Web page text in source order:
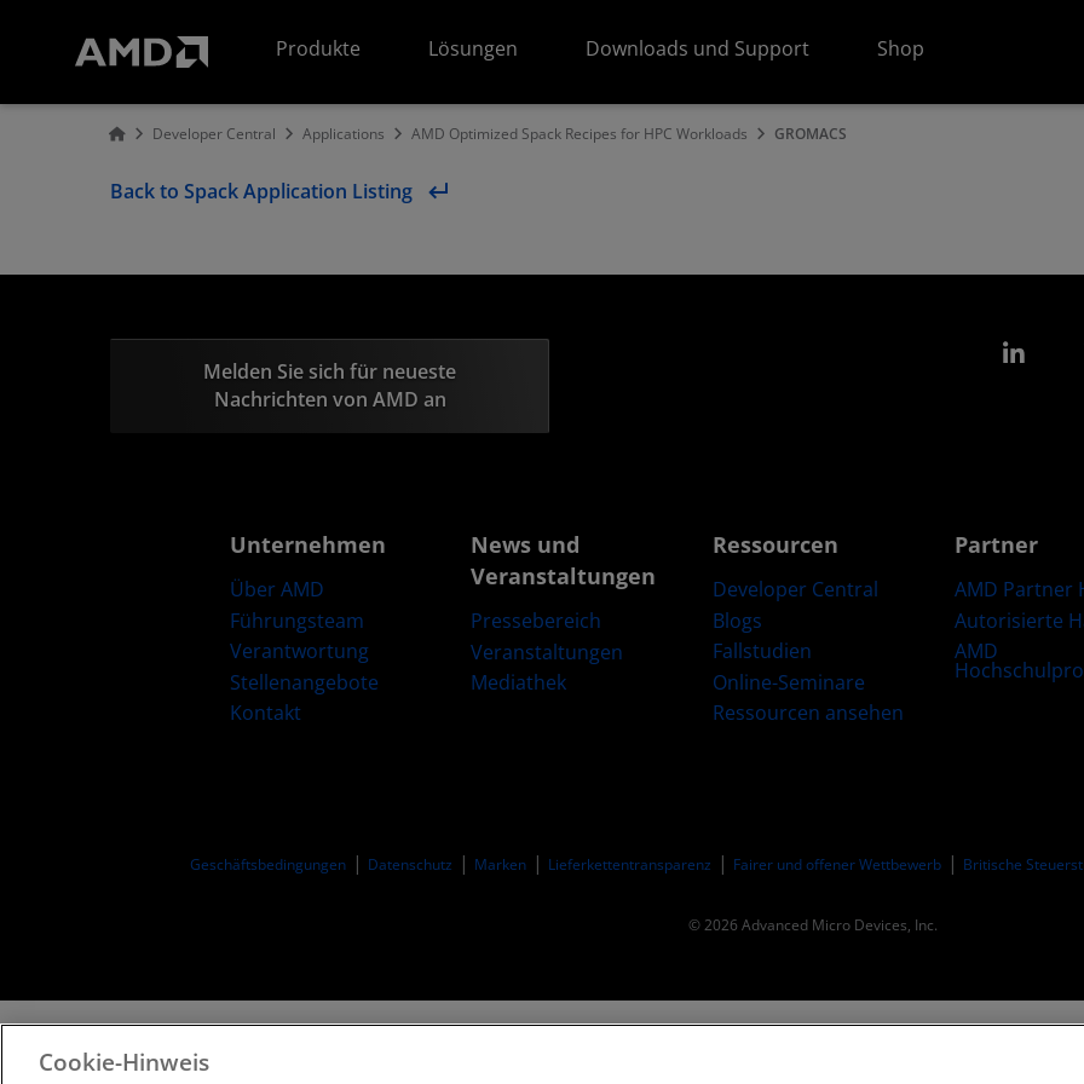
Produkte
Lösungen Downloads und Support Shop
Developer Central Applications AMD Optimized Spack Recipes for HPC Workloads GROMACS
Back to Spack Application Listing
Melden Sie sich für neueste
Nachrichten von AMD an
Unternehmen
Über AMD
Führungsteam
Verantwortung
Stellenangebote
Kontakt
News und
Veranstaltungen
Pressebereich
Veranstaltungen
Mediathek
Ressourcen
Developer Central
Blogs
Fallstudien
Online-Seminare
Ressourcen ansehen
Partner
AMD Partner
Autorisierte
AMD
Geschäftsbedingungen​ Datenschutz Marken Lieferkettentransparenz Fairer und offener Wettbewerb Britische
© 2026 Advanced Micro Devices, Inc.
Cookie-Hinweis